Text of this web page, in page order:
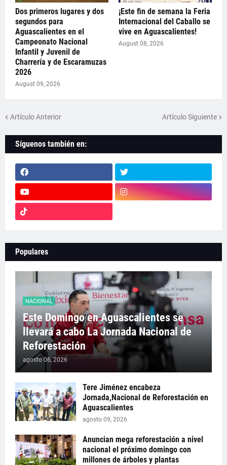
Dos primeros lugares y dos
segundos para
Aguascalientes en el
Campeonato Nacional
Infantil y Juvenil de
Charrería y de Escaramuzas
2026
August 09, 2026
¡Este fin de semana la Feria
Internacional del Caballo se
vive en Aguascalientes!
August 08, 2026
Artículo Anterior Artículo Siguiente
Síguenos también en:
Populares
NACIONAL
Este Domingo en Aguascalientes se
llevará a cabo La Jornada Nacional de
Reforestación
agosto 06, 2026
Tere Jiménez encabeza
Jornada,Nacional de Reforestación en
Aguascalientes
agosto 09, 2026
Anuncian mega reforestación a nivel
nacional el próximo domingo con
millones de árboles y plantas